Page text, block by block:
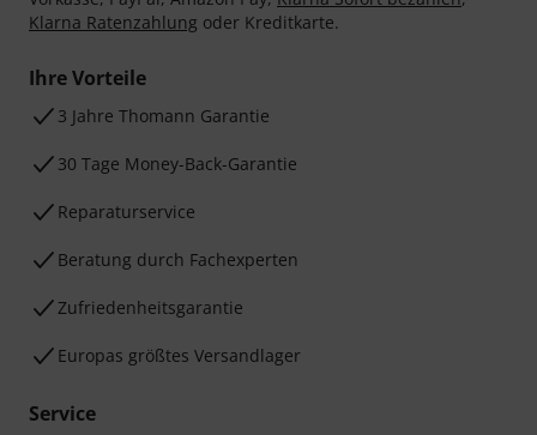
Klarna Ratenzahlung oder Kreditkarte.
Ihre Vorteile
3 Jahre Thomann Garantie
30 Tage Money-Back-Garantie
Reparaturservice
Beratung durch Fachexperten
Zufriedenheitsgarantie
Europas größtes Versandlager
Service